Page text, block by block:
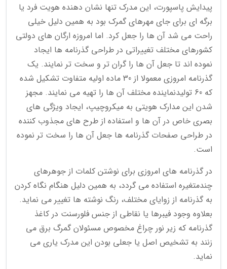
پیدایش پاسپورت، این مدرک تنها نشان دهنده هویت فرد یا
برگه ای برای جای مهرهای گمرک بود به همین دلیل خیلی
راحت می شد آن ها را جعل کرد. اما امروزه ارگان های دولتی
کشورهای مختلف تغییراتی در طراحی گذرنامه ها ایجاد
نموده اند تا جعل آن ها را گران تر و سخت تر نمایند. یک
گذرنامه امروزی معمولا از 30 ماده اولیه متفاوت تشکیل شده
که 60 تولیدنماینده مختلف آن ها را تهیه می نمایند. مجهز
شدن این مدارک هویتی به میکروچیپ، ایجاد ویژگی های
بصری خاص در آن ها و استفاده از طرح های مجذوب کننده
در طراحی صفحات گذرنامه ها جعل آن ها را سخت تر نموده
است.
در گذرنامه های امروزی برای نوشتن کلمات از جوهرهای
چندمتغیره استفاده می گردد، به همین دلیل هنگام نگاه کردن
به گذرنامه از زوایای مختلف، رنگ نوشته ها تغییر می نماید.
بعلاوه وجود فیبرها یا نقاطی از جنس فلورسنت در کاغذ
گذرنامه که زیر نور چراغ مخصوص مسئولان گمرگ برق می
زنند به تشخیص اصل یا جعلی بودن این مدرک یاری می
نماید.